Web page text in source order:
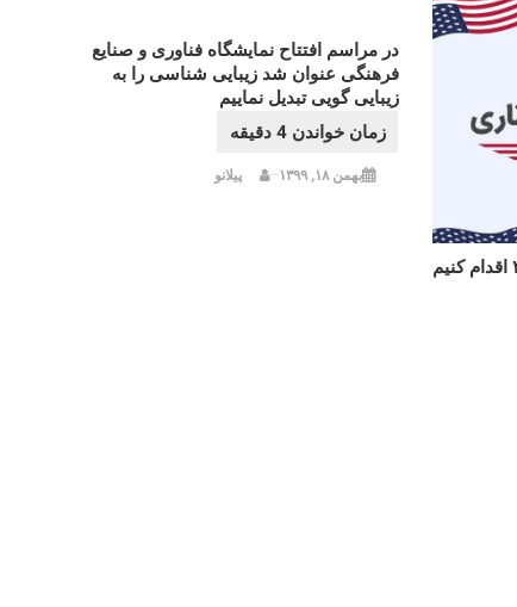
در مراسم افتتاح نمایشگاه فناوری و صنایع
فرهنگی عنوان شد زیبایی شناسی را به
زیبایی گویی تبدیل نماییم
بهمن ۱۸, ۱۳۹۹ پیلانو